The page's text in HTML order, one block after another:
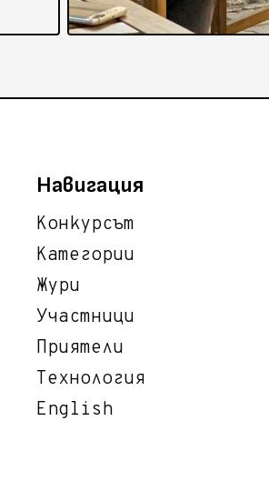
Навигация
Конкурсът
Категории
Жури
Участници
Приятели
Технология
English